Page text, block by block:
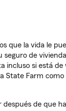
que la vida le
seguro de
incluso si está de
State Farm
de que